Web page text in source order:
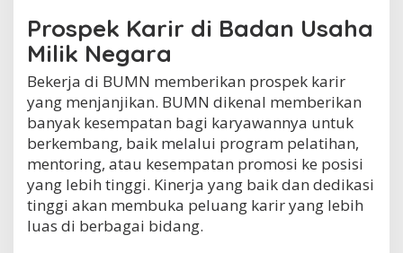
Prospek Karir di Badan Usaha
Milik Negara
Bekerja di BUMN memberikan prospek karir
yang menjanjikan. BUMN dikenal memberikan
banyak kesempatan bagi karyawannya untuk
berkembang, baik melalui program pelatihan,
mentoring, atau kesempatan promosi ke posisi
yang lebih tinggi. Kinerja yang baik dan dedikasi
tinggi akan membuka peluang karir yang lebih
luas di berbagai bidang.